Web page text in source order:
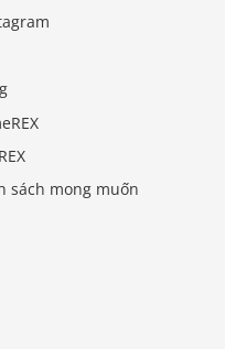
sách mong muốn